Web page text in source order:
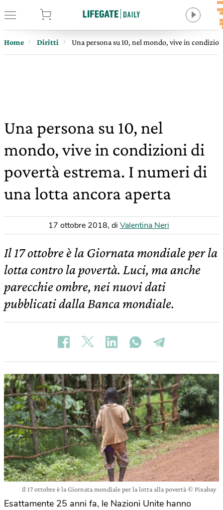
Home Diritti Una persona su 10, nel mondo, vive in
Una persona su 10, nel
mondo, vive in condizioni di
povertà estrema. I numeri di
una lotta ancora aperta
17 ottobre 2018, di Valentina Neri
Il 17 ottobre è la Giornata mondiale per la
lotta contro la povertà. Luci, ma anche
parecchie ombre, nei nuovi dati
pubblicati dalla Banca mondiale.
Il 17 ottobre è la Giornata mondiale per la lotta alla povertà © Pixabay
Esattamente 25 anni fa, le Nazioni Unite hanno